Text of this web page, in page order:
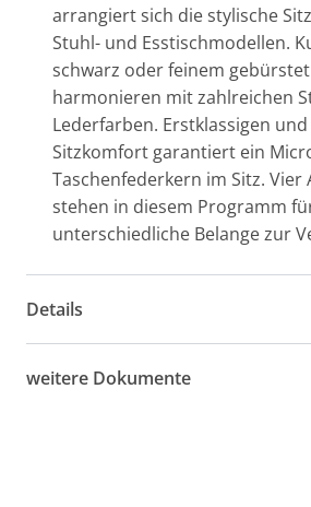
arrangiert sich die stylische
Stuhl- und Esstischmodellen.
schwarz oder feinem
harmonieren mit zahlreichen
Lederfarben. Erstklassigen
Sitzkomfort garantiert ein
Taschenfederkern im Sitz. Vier
stehen in diesem Programm
unterschiedliche Belange zur
Details
weitere Dokumente